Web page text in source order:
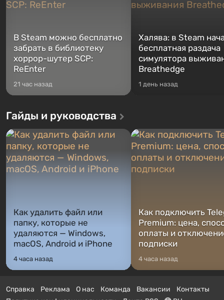
В Steam можно бесплатно
забрать в библиотеку
хоррор-шутер SCP:
ReEnter
21 час назад
Халява: в Steam
бесплатная раздача
симулятора
Breathedge
1 день назад
Гайды и руководства
Как удалить файл или
папку, которые не
удаляются — Windows,
macOS, Android и iPhone
4 часа назад
Как подключить
Premium: цена,
оплаты и
подписки
4 часа назад
Справка Реклама О нас Команда Вакансии
Контакты